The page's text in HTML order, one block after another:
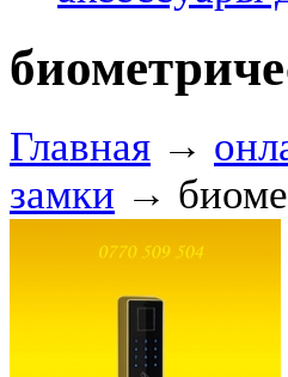
Главная →
замки →